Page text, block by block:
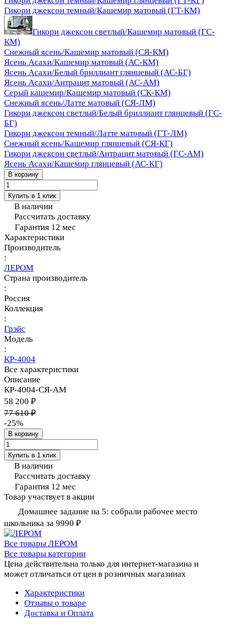
Гикори джексон темный/Кашемир матовый (ГТ-КМ)
Гикори джексон светлый/Кашемир матовый (ГС-
КМ)
Снежный ясень/Кашемир матовый (СЯ-КМ)
Ясень Асахи/Кашемир матовый (АС-КМ)
Ясень Асахи/Белый бриллиант глянцевый (АС-БГ)
Ясень Асахи/Антрацит матовый (АС-АМ)
Серый кашемир/Кашемир матовый (СК-КМ)
Снежный ясень/Латте матовый (СЯ-ЛМ)
Гикори джексон светлый/Белый бриллиант глянцевый (ГС-
БГ)
Гикори джексон темный/Латте матовый (ГТ-ЛМ)
Снежный ясень/Кашемир глянцевый (СЯ-КГ)
Гикори джексон светлый/Антрацит матовый (ГС-АМ)
Ясень Асахи/Кашемир глянцевый (АС-КГ)
В корзину
Купить в 1 клик
В наличии
Рассчитать доставку
Гарантия 12 мес
Характеристики
Производитель
:
ЛЕРОМ
Страна производитель
:
Россия
Коллекция
:
Грэйс
Модель
:
КР-4004
Все характеристики
Описание
КР-4004-СЯ-АМ
58 200 ₽
77 610 ₽
-25%
В корзину
Купить в 1 клик
В наличии
Рассчитать доставку
Гарантия 12 мес
Товар участвует в акции
Домашнее задание на 5: собрали рабочее место
школьника за 9990 ₽
Все товары ЛЕРОМ
Все товары категории
Цена действительна только для интернет-магазина и
может отличаться от цен в розничных магазинах
Характеристики
Отзывы о товаре
Доставка и Оплата